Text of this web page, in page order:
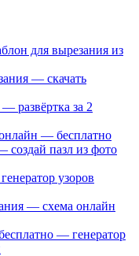
для вырезания из
— скачать
развёртка за 2
— бесплатно
создай пазл из фото
узоров
— схема онлайн
— генератор